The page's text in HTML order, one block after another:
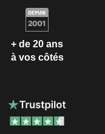
+ de 20 ans
à vos côtés